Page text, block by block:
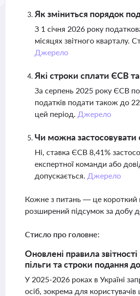
Як зміниться порядок
З 1 січня 2026 року
місяцях звітного кварталу.
Джерело
Які строки сплати ЄСВ та
За серпень 2025 року ЄСВ
податків подати також до
цей період. Джерело
Чи можна
Ні, ставка ЄСВ 8,41%
експертної команди або
допускається. Джерело
Кожне з питань — це короткий
розширений підсумок за добу
Стисло про головне:
Оновлені правила
пільги та строки подання
У 2025-2026 роках в Україні
осіб, зокрема для